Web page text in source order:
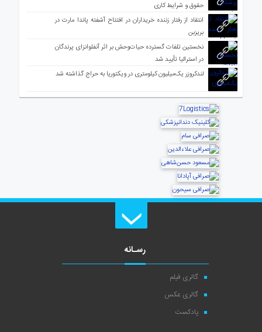
حقوق و شرایط کاری
انتقاد از رفتار زننده خریداران در افتتاح آشفته پاندا مارت در
بریزبن
نخستین تلفات گسترده حیات‌وحش بر اثر آنفلوانزای پرندگان
در استرالیا تأیید شد
لندکروزر یک‌میلیون کیلومتری در ویکتوریا به حراج گذاشته شد
رسـانه
گالری فیلم
گالری عکس
پادکست